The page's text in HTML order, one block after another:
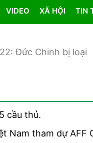
VIDEO XÃ HỘI TIN
Đức Chinh bị loại
cầu thủ.
Nam tham dự AFF